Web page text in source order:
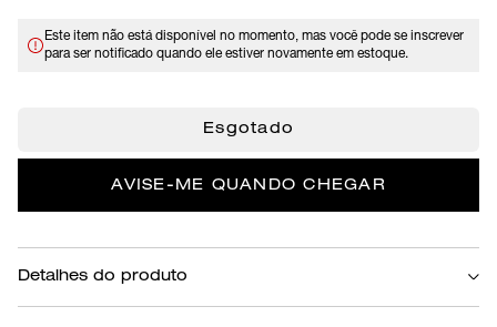
Este item não está disponível no momento, mas você pode se inscrever
para ser notificado quando ele estiver novamente em estoque.
Esgotado
AVISE-ME QUANDO CHEGAR
Detalhes do produto